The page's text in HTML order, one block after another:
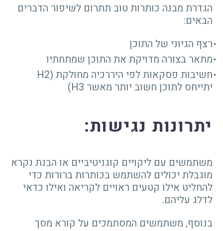
הגדרת מבנה כותרות טוב תתרום לשיפור הדברים
הבאים:
רצף הגיוני של התוכן
מתאר בצורה מדויקת את התוכן שמתחתיו
חשיבות פסקאות לפי היררכיה מחולקת (H2
יתייחס לתוכן חשוב יותר מאשר H3)
יתרונות נגישות:
משתמשים עם ליקויים קוגניטיביים או הבנת נקרא
מוגבלת יכולים להשתמש בכותרות ברורות כדי
להחליט אילו קטעים ראויים לקריאה ואילו כדאי
לדלג עליהם.
בנוסף, משתמשים המסתמכים על קורא מסך